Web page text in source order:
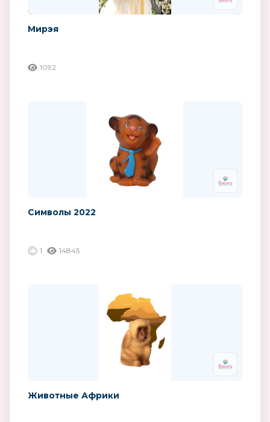
Мирэя
1092
Символы 2022
1 14845
Животные Африки